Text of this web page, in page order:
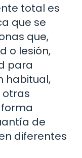
total es
que se
que,
o lesión,
para
habitual,
otras
de
diferentes